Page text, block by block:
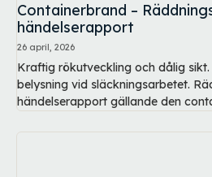
Containerbrand –
händelserapport
26 april, 2026
Kraftig rökutveckling och dålig
belysning vid släckningsarbetet.
händelserapport gällande den